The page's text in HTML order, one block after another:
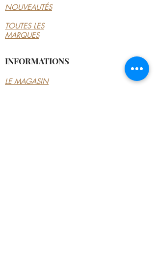
NOUVEAUTÉS
TOUTES LES
MARQUES
INFORMATIONS
LE MAGASIN